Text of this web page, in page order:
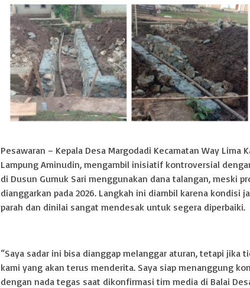
Pesawaran – Kepala Desa Margodadi Kecamatan Way Lima
Lampung Aminudin, mengambil inisiatif kontroversial
di Dusun Gumuk Sari menggunakan dana talangan, meski
dianggarkan pada 2026. Langkah ini diambil karena kondisi
parah dan dinilai sangat mendesak untuk segera diperbaiki.
“Saya sadar ini bisa dianggap melanggar aturan, tetapi jika
kami yang akan terus menderita. Saya siap menanggung
dengan nada tegas saat dikonfirmasi tim media di Balai